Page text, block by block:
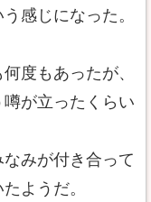
感じになった。
度もあったが、
が立ったくらい
みが付き合って
ようだ。